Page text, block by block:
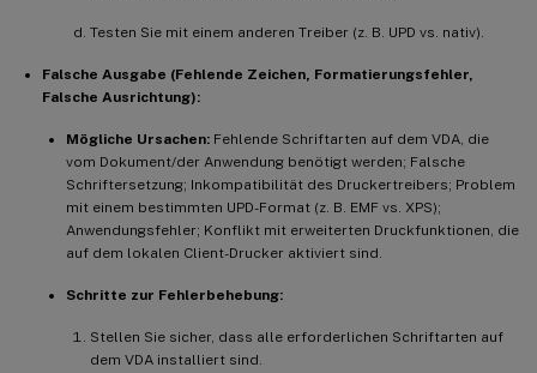
1.
Überprüfen Sie die
-
1.
  Blockieren Sie vorübergehend die
1.
Überprüfen Sie die Ergebnisse
**Treiberprobleme ( Allgemein –
**Mögliche Ursachen:** Treiber nicht
  Versuchen Sie
1.
  Überprüfen Sie
, ob der richtige
1.
  Stellen Sie sicher
Testen Sie mit einem anderen Treiber (z. B. UPD vs. nativ).
Falsche Ausgabe (Fehlende Zeichen, Formatierungsfehler,
Falsche Ausrichtung):
Mögliche Ursachen: Fehlende Schriftarten auf dem VDA, die
vom Dokument/der Anwendung benötigt werden; Falsche
Schriftersetzung; Inkompatibilität des Druckertreibers; Problem
mit einem bestimmten UPD-Format (z. B. EMF vs. XPS);
Anwendungsfehler; Konflikt mit erweiterten Druckfunktionen, die
auf dem lokalen Client-Drucker aktiviert sind.
Schritte zur Fehlerbehebung:
Stellen Sie sicher, dass alle erforderlichen Schriftarten auf
dem VDA installiert sind.